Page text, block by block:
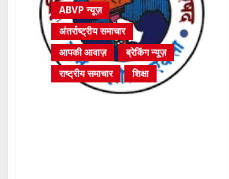
ABVP न्यूज़
अंतर्राष्ट्रीय समाचार
आपकी आवाज़
ब्रेकिंग न्यूज़
राष्ट्रीय समाचार
शिक्षा